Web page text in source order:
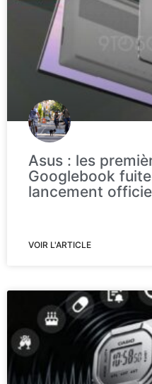
Asus : les
Googlebook
lancement
VOIR L'ARTICLE